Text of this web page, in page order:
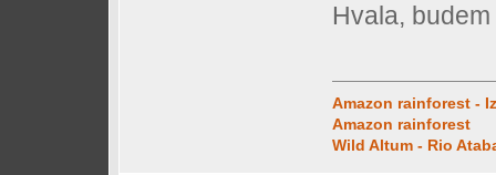
Hvala,
Amazon rainforest -
Amazon rainforest
Wild Altum - Rio